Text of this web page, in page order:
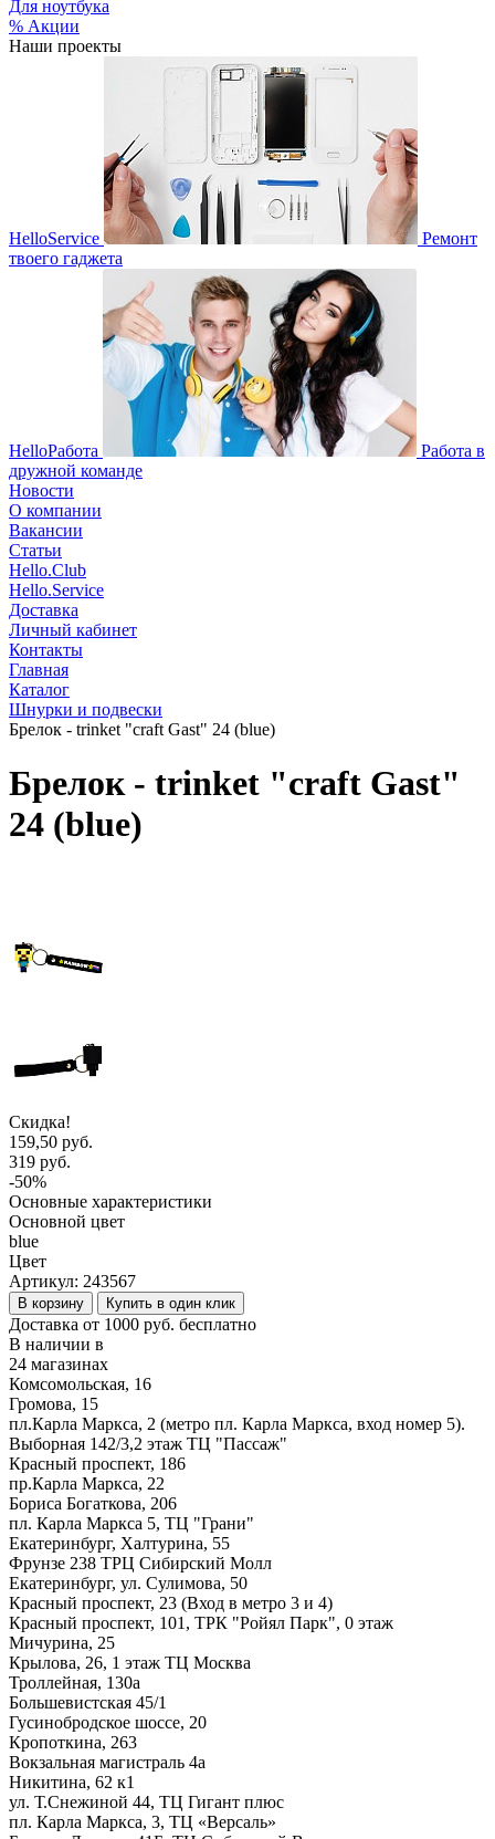
Для ноутбука
% Акции
Наши проекты
HelloService
Ремонт
твоего гаджета
HelloРабота
Работа в
дружной команде
Новости
О компании
Вакансии
Статьи
Hello.Club
Hello.Service
Доставка
Личный кабинет
Контакты
Главная
Каталог
Шнурки и подвески
Брелок - trinket "craft Gast" 24 (blue)
Брелок - trinket "craft Gast"
24 (blue)
Скидка!
159,50 руб.
319 руб.
-50%
Основные характеристики
Основной цвет
blue
Цвет
Артикул: 243567
В корзину Купить в один клик
Доставка от 1000 руб. бесплатно
В наличии в
24 магазинах
Комсомольская, 16
Громова, 15
пл.Карла Маркса, 2 (метро пл. Карла Маркса, вход номер 5).
Выборная 142/3,2 этаж ТЦ "Пассаж"
Красный проспект, 186
пр.Карла Маркса, 22
Бориса Богаткова, 206
пл. Карла Маркса 5, ТЦ "Грани"
Екатеринбург, Халтурина, 55
Фрунзе 238 ТРЦ Сибирский Молл
Екатеринбург, ул. Сулимова, 50
Красный проспект, 23 (Вход в метро 3 и 4)
Красный проспект, 101, ТРК "Ройял Парк", 0 этаж
Мичурина, 25
Крылова, 26, 1 этаж ТЦ Москва
Троллейная, 130а
Большевистская 45/1
Гусинобродское шоссе, 20
Кропоткина, 263
Вокзальная магистраль 4а
Никитина, 62 к1
ул. Т.Снежиной 44, ТЦ Гигант плюс
пл. Карла Маркса, 3, ТЦ «Версаль»